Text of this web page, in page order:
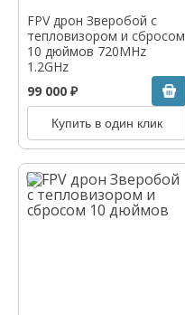
FPV дрон Зверобой с
тепловизором и сбросом
10 дюймов 720MHz
1.2GHz
99 000 ₽
Купить в один клик